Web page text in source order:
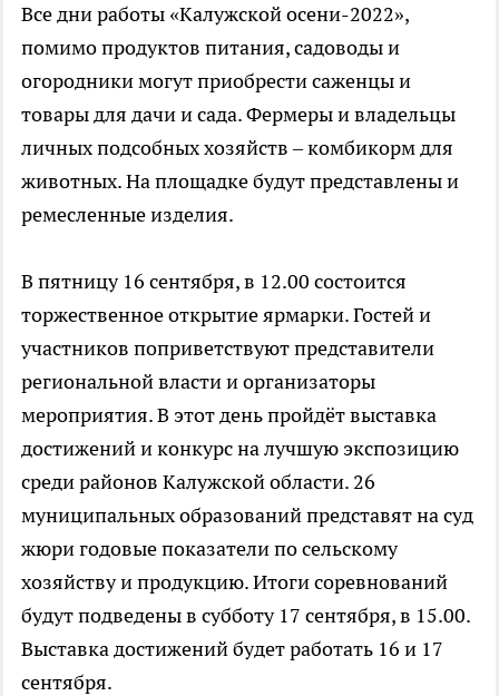
Все дни работы «Калужской осени-2022»,
помимо продуктов питания, садоводы и
огородники могут приобрести саженцы и
товары для дачи и сада. Фермеры и владельцы
личных подсобных хозяйств – комбикорм для
животных. На площадке будут представлены и
ремесленные изделия.
В пятницу 16 сентября, в 12.00 состоится
торжественное открытие ярмарки. Гостей и
участников поприветствуют представители
региональной власти и организаторы
мероприятия. В этот день пройдёт выставка
достижений и конкурс на лучшую экспозицию
среди районов Калужской области. 26
муниципальных образований представят на суд
жюри годовые показатели по сельскому
хозяйству и продукцию. Итоги соревнований
будут подведены в субботу 17 сентября, в 15.00.
Выставка достижений будет работать 16 и 17
сентября.